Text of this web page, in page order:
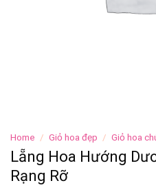
Home / Giỏ hoa đẹp / Giỏ hoa
Lẵng Hoa Hướng
Rạng Rỡ